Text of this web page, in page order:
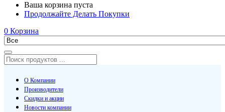
Ваша корзина пуста
Продолжайте Делать Покупки
0 Корзина
О Компании
Производители
Скидки и акции
Новости компании